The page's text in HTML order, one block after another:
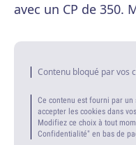
avec un CP de 350.
Contenu bloqué par vos
Ce contenu est fourni par
accepter les cookies dans
Modifiez ce choix à tout
Confidentialité" en bas de